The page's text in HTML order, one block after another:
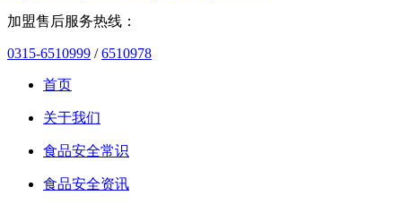
加盟售后服务热线：
0315-6510999 /6510978
首页
关于我们
食品安全常识
食品安全资讯